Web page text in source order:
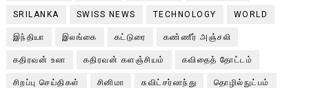
SRILANKA SWISS NEWS TECHNOLOGY WORLD
இந்தியா இலங்கை கட்டுரை கண்ணீர் அஞ்சலி
கதிரவன் உலா கதிரவன் களஞ்சியம் கவிதைத் தோட்டம்
சிறப்பு செய்திகள் சினிமா சுவிட்சர்லாந்து தொழில்நுட்பம்